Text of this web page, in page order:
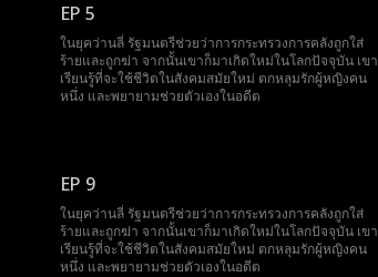
EP 5
ในยุคว่านลี่ รัฐมนตรีช่วยว่าการกระทรวงการคลังถูกใส่
ร้ายและถูกฆ่า จากนั้นเขาก็มาเกิดใหม่ในโลกปัจจุบัน เขา
เรียนรู้ที่จะใช้ชีวิตในสังคมสมัยใหม่ ตกหลุมรักผู้หญิงคน
หนึ่ง และพยายามช่วยตัวเองในอดีต
EP 9
ในยุคว่านลี่ รัฐมนตรีช่วยว่าการกระทรวงการคลังถูกใส่
ร้ายและถูกฆ่า จากนั้นเขาก็มาเกิดใหม่ในโลกปัจจุบัน เขา
เรียนรู้ที่จะใช้ชีวิตในสังคมสมัยใหม่ ตกหลุมรักผู้หญิงคน
หนึ่ง และพยายามช่วยตัวเองในอดีต